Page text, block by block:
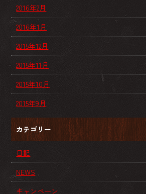
2016年2月
2016年1月
2015年12月
2015年11月
2015年10月
2015年9月
カテゴリー
日記
NEWS
キャンペーン